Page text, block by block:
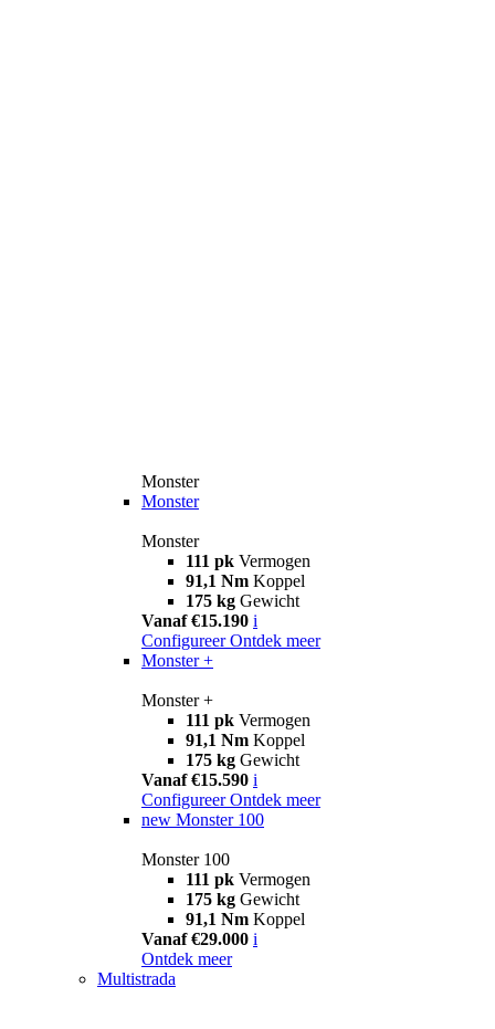
Monster
Monster
Monster
111 pk Vermogen
91,1 Nm Koppel
175 kg Gewicht
Vanaf €15.190 i
Configureer Ontdek meer
Monster +
Monster +
111 pk Vermogen
91,1 Nm Koppel
175 kg Gewicht
Vanaf €15.590 i
Configureer Ontdek meer
new Monster 100
Monster 100
111 pk Vermogen
175 kg Gewicht
91,1 Nm Koppel
Vanaf €29.000 i
Ontdek meer
Multistrada